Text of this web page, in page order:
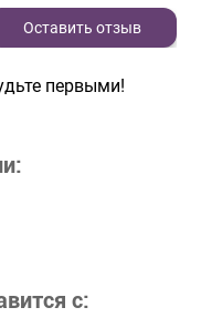
Оставить отзыв
первыми!
с: